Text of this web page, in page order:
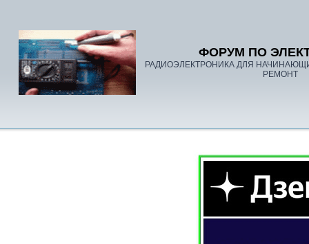
ФОРУМ ПО
РАДИОЭЛЕКТРОНИКА ДЛЯ
РЕМОНТ